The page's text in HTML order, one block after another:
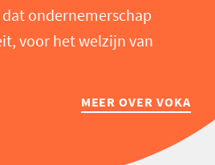
ondernemerschap
voor het welzijn van
MEER OVER VOKA